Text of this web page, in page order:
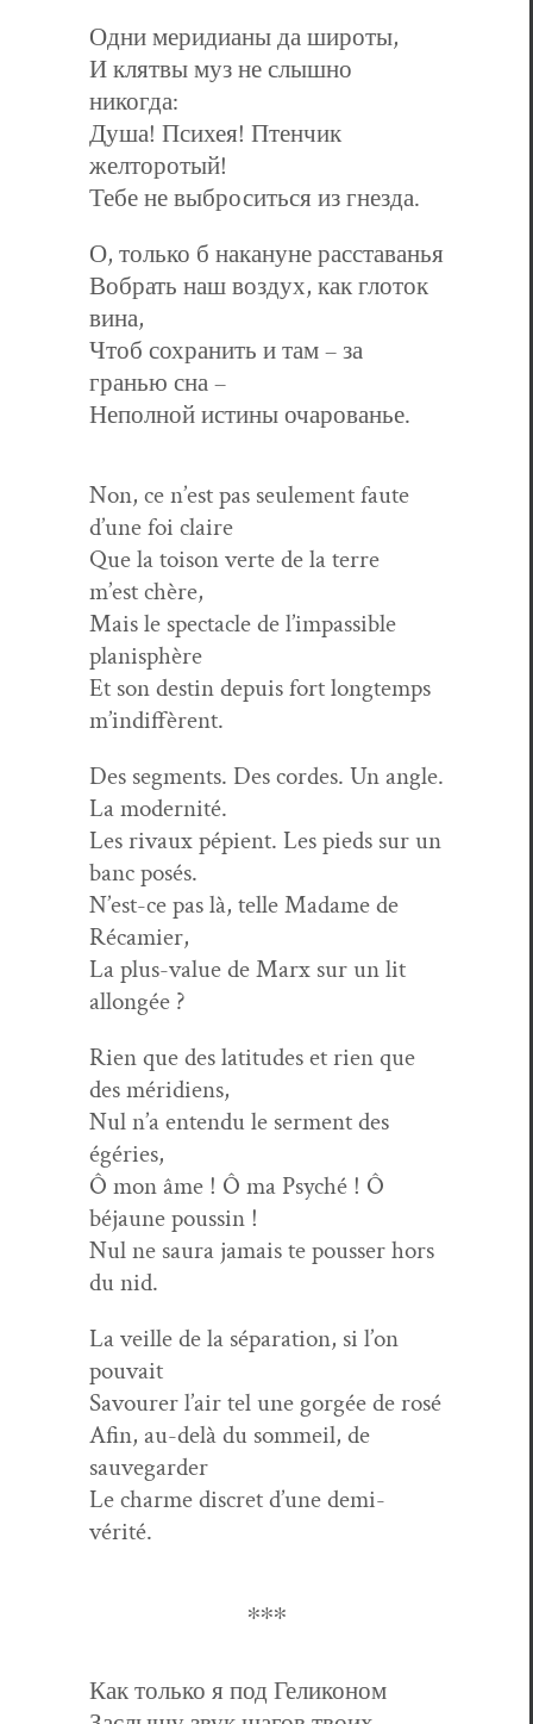
Одни меридианы да широты,
И клятвы муз не слышно
никогда:
Душа! Психея! Птенчик
желторотый!
Тебе не выброситься из гнезда.
О, только б накануне расставанья
Вобрать наш воздух, как глоток
вина,
Чтоб сохранить и там – за
гранью сна –
Неполной истины очарованье.
Non, ce n’est pas seule­ment faute
d’une foi claire
Que la toi­son verte de la terre
m’est chère,
Mais le spec­ta­cle de l’impassible
planisphère
Et son des­tin depuis fort longtemps
m’indiffèrent.
Des seg­ments. Des cordes. Un angle.
La modernité.
Les rivaux pépi­ent. Les pieds sur un
banc posés.
N’est-ce pas là, telle Madame de
Récamier,
La plus-val­ue de Marx sur un lit
allongée ?
Rien que des lat­i­tudes et rien que
des méridiens,
Nul n’a enten­du le ser­ment des
égéries,
Ô mon âme ! Ô ma Psy­ché ! Ô
béjaune poussin !
Nul ne saura jamais te pouss­er hors
du nid.
La veille de la sépa­ra­tion, si l’on
pouvait
Savour­er l’air tel une gorgée de rosé
Afin, au-delà du som­meil, de
sauvegarder
Le charme dis­cret d’une demi-
vérité.
∗∗∗
Как только я под Геликоном